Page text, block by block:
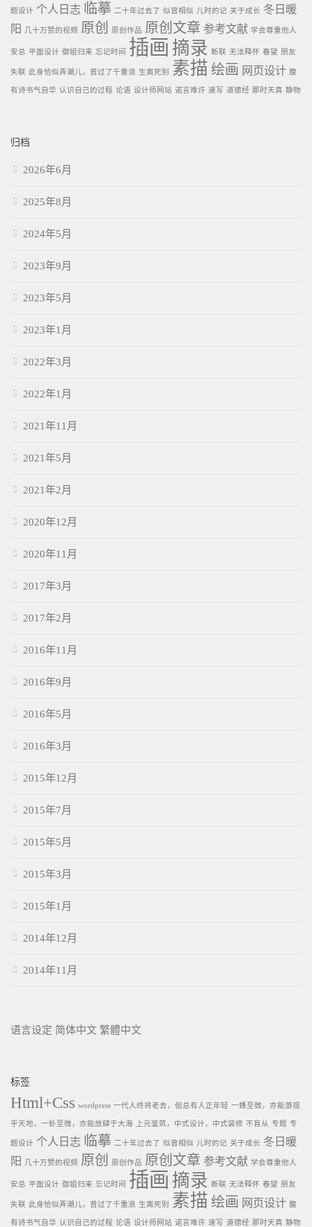
题设计 个人日志 临摹 二十年过去了 似曾相似 儿时的记 关于成长 冬日暖
阳
几十万赞的视频 原创 原创作品 原创文章 参考文献 学会尊重他人
安总 平面设计 御姐归来 忘记时间 插画 摘录 断联 无法释怀 春望 朋友
失联 此身恰似弄潮儿，曾过了千重浪 生离死别 素描 绘画 网页设计 腹
有诗书气自华 认识自己的过程 论语 设计师网站 诺言难许 速写 道德经 那时天真 静物
归档
2026年6月
2025年8月
2024年5月
2023年9月
2023年5月
2023年1月
2022年3月
2022年1月
2021年11月
2021年5月
2021年2月
2020年12月
2020年11月
2017年3月
2017年2月
2016年11月
2016年9月
2016年5月
2016年3月
2015年12月
2015年7月
2015年5月
2015年3月
2015年1月
2014年12月
2014年11月
语言设定 简体中文 繁體中文
标签
Html+Css wordpress 一代人终将老去，但总有人正年轻 一蜂至微，亦能游观
乎天地，一虲至微，亦能放肆于大海 上元鉴筑，中式设计，中式装修 不盲从 专题 专
题设计 个人日志 临摹 二十年过去了 似曾相似 儿时的记 关于成长 冬日暖
阳
几十万赞的视频 原创 原创作品 原创文章 参考文献 学会尊重他人
安总 平面设计 御姐归来 忘记时间 插画 摘录 断联 无法释怀 春望 朋友
失联 此身恰似弄潮儿，曾过了千重浪 生离死别 素描 绘画 网页设计 腹
有诗书气自华 认识自己的过程 论语 设计师网站 诺言难许 速写 道德经 那时天真 静物